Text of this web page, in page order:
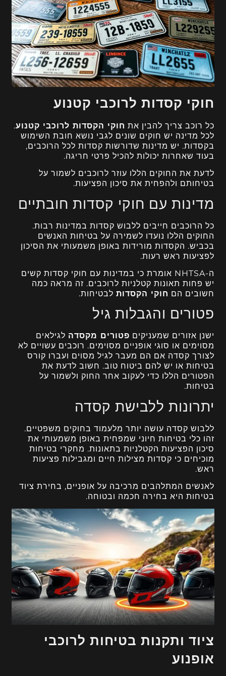
חוקי קסדות לרוכבי קטנוע
כל רוכב צריך להבין את חוקי הקסדות לרוכבי קטנוע.
לכל מדינה יש חוקים שונים לגבי נושא חובת השימוש
בקסדות. יש מדינות שדורשות קסדות לכל הרוכבים,
בעוד שאחרות יכולות להכיל פרטי חריגה.
לדעת את החוקים הללו עוזר לרוכבים לשמור על
בטיחותם ולהפחית את סיכון הפציעות.
מדינות עם חוקי קסדות חובתיים
כל הרוכבים חייבים ללבוש קסדות במדינות רבות.
החוקים הללו נועדו לשמירה על בטיחות האנשים
בכביש. הקסדות מורידות באופן משמעותי את הסיכון
לפציעות ראש רעות.
ה-NHTSA אומרת כי במדינות עם חוקי קסדות קשים
יש פחות תאונות קטלניות לרוכבים. זה מראה כמה
חשובים הם חוקי הקסדות לבטיחות.
פטורים והגבלות גיל
ישנן אזורים שמעניקים פטורים מקסדה לגילאים
מסוימים או סוגי אופניים מסוימים. רוכבים עשויים לא
לצורך קסדה אם הם מעבר לגיל מסוים ועברו קורס
בטיחות או יש להם ביטוח טוב. חשוב לדעת את
הפטורים הללו כדי לעקוב אחר החוק ולשמור על
בטיחות.
יתרונות ללבישת קסדה
ללבוש קסדה עושה יותר מלעמוד בחוקים משפטיים.
זהו כלי בטיחות חיוני שמפחית באופן משמעותי את
סיכון הפציעות הקטלניות בתאונות. מחקרי בטיחות
מוכיחים כי קסדות מצילות חיים ומגבילות פציעות
ראש.
לאנשים המתלהבים מרכיבה על אופניים, בחירת ציוד
בטיחות היא בחירה חכמה ובטוחה.
ציוד ותקנות בטיחות לרוכבי
אופנוע